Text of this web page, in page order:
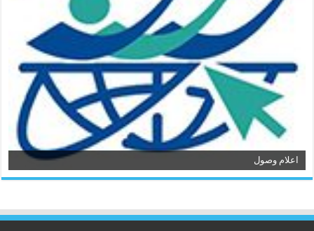
اعلام وصول